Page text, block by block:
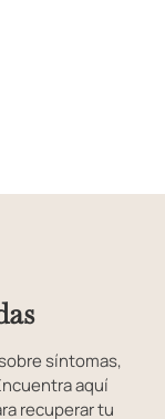
síntomas,
aquí
recuperar tu